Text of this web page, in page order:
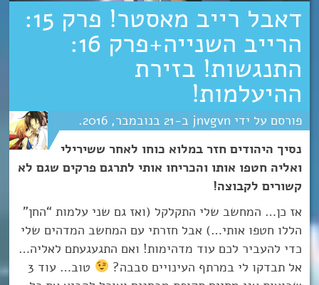
דאבל רייב מאסטר! פרק 15:
הרייב השנייה+פרק 16:
התנגשות! בזירת
ההיעלמות!
jnvgvn
21 נובמבר 2016
נסיך היהודים חזר במלוא כוחו לאחר ששירילי
ואליה חטפו אותו והכריחו אותי לתרגם פרקים שגם לא
קשורים לקבוצה!
אז כן… המחשב שלי התקלקל (ואז גם שני עלמות “החן”
הללו חטפו אותי…) אבל חזרתי עם המחשב המדהים שלי
כדי להעביר לכם עוד מדהימות! ואם התגעגעתם לאליה…
אל תבדקו לי במרתף העינויים סבבה?
טוב… עוד 3